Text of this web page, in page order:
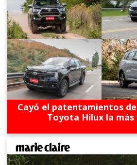
Cayó el patentamientos
Toyota Hilux la más